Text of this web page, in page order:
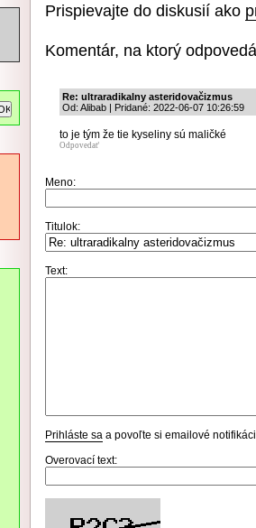
Prispievajte do diskusií ako
Komentár, na ktorý
Re: ultraradikalny asteridovačizmus
Od: Alibab | Pridané: 2022-06-07 10:26:59
to je tým že tie kyseliny sú maličké
Odpovedať
Meno:
Titulok:
Text:
Prihláste sa a povoľte si emailové
Overovací text: